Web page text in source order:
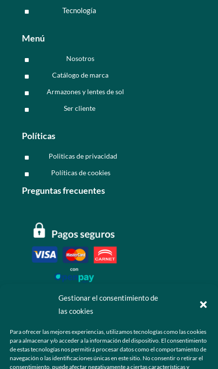
Gestionar el consentimiento de
las cookies
Para ofrecer las mejores experiencias, utilizamos tecnologías como las cookies
para almacenar y/o acceder a la información del dispositivo. El consentimiento
de estas tecnologías nos permitirá procesar datos como el comportamiento de
navegación o las identificaciones únicas en este sitio. No consentir o retirar el
consentimiento, puede afectar negativamente a ciertas características y
^ Tecnología
Menú
^ Nosotros
^ Catálogo de marca
^ Armazones y lentes de sol
^ Ser cliente
Políticas
^ Politicas de privacidad
^ Políticas de cookies
Preguntas frecuentes
 +52 55 6173 7725 (Ventas)
 hola@grupo-omk.com